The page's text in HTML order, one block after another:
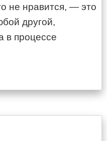
не нравится, — это
другой,
в процессе